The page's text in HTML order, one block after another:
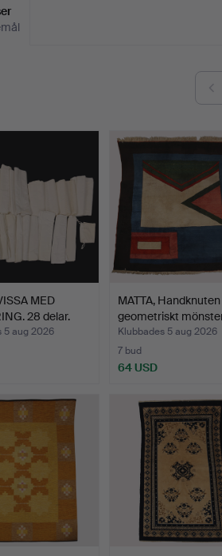
MED
28 delar.
5 aug 2026
MATTA,
geometriskt
Klubbades 5 aug 2026
7 bud
64 USD